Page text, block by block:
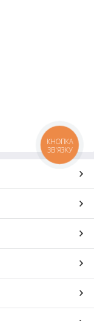
КНОПКА
ЗВ'ЯЗКУ